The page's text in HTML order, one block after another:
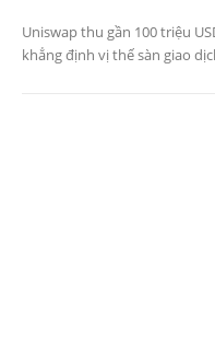
Uniswap thu gần 100 triệu
khẳng định vị thế sàn giao